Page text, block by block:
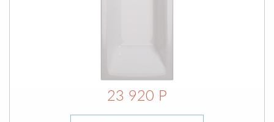
23 920 Р